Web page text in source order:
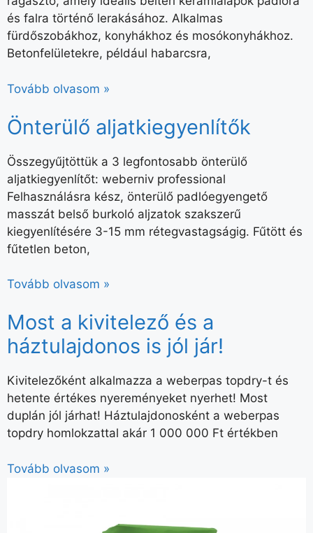
és falra történő lerakásához. Alkalmas
fürdőszobákhoz, konyhákhoz és mosókonyhákhoz.
Betonfelületekre, például habarcsra,
Tovább olvasom »
Önterülő aljatkiegyenlítők
Összegyűjtöttük a 3 legfontosabb önterülő
aljatkiegyenlítőt: weberniv professional
Felhasználásra kész, önterülő padlóegyengető
masszát belső burkoló aljzatok szakszerű
kiegyenlítésére 3-15 mm rétegvastagságig. Fűtött és
fűtetlen beton,
Tovább olvasom »
Most a kivitelező és a
háztulajdonos is jól jár!
Kivitelezőként alkalmazza a weberpas topdry-t és
hetente értékes nyereményeket nyerhet! Most
duplán jól járhat! Háztulajdonosként a weberpas
topdry homlokzattal akár 1 000 000 Ft értékben
Tovább olvasom »